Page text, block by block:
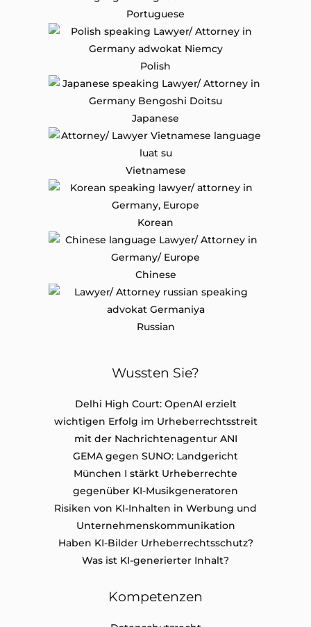
Portuguese
Polish
Japanese
Vietnamese
Korean
Chinese
Russian
Wussten Sie?
Delhi High Court: OpenAI erzielt
wichtigen Erfolg im Urheberrechtsstreit
mit der Nachrichtenagentur ANI
GEMA gegen SUNO: Landgericht
München I stärkt Urheberrechte
gegenüber KI-Musikgeneratoren
Risiken von KI-Inhalten in Werbung und
Unternehmenskommunikation
Haben KI-Bilder Urheberrechtsschutz?
Was ist KI-generierter Inhalt?
Kompetenzen